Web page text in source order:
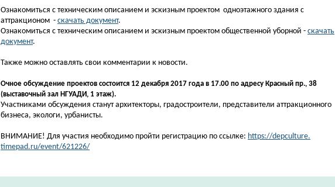
Ознакомиться с техническим описанием и эскизным проектом одноэтажного здания с
аттракционом - скачать документ.
Ознакомиться с техническим описанием и эскизным проектом общественной уборной - скачать
документ.
Также можно оставлять свои комментарии к новости.
Очное обсуждение проектов состоится 12 декабря 2017 года в 17.00 по адресу Красный пр., 38
(выставочный зал НГУАДИ, 1 этаж).
Участниками обсуждения станут архитекторы, градостроители, представители аттракционного
бизнеса, экологи, урбанисты.
ВНИМАНИЕ! Для участия необходимо пройти регистрацию по ссылке: https://depculture.
timepad.ru/event/621226/